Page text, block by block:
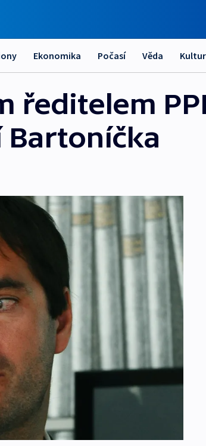
Ekonomika Počasí Věda
ředitelem
Bartoníčka